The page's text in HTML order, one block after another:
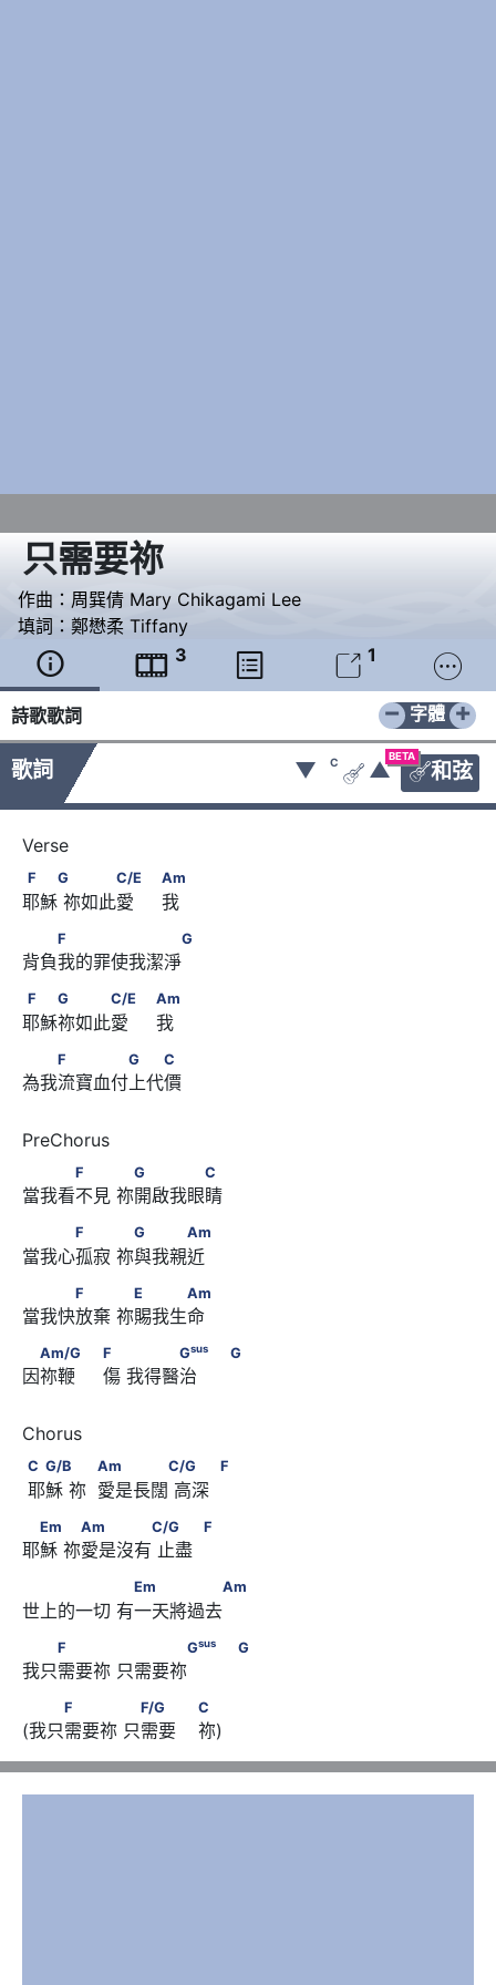
只需要祢
作曲： 周巽倩 Mary Chikagami Lee
填詞： 鄭懋柔 Tiffany
  3   1 
詩歌歌詞 − +
字體
歌詞
BETA
和弦
▼ C
 ▲
F　　G      　　　C/E　                              Am
F G C/E Am
耶穌 祢如此愛     我
F　　　　　　　G
F G
背負我的罪使我潔淨
F　　G　　　C/E　                              Am
F G C/E Am
耶穌祢如此愛     我
F　　　　G　　C
F G C
為我流寶血付上代價
F　　      　G　　　　C
F G C
當我看不見 祢開啟我眼睛
F　　      　G　　　Am
F G Am
當我心孤寂 祢與我親近
F　　      　E　　　Am
F E Am
當我快放棄 祢賜我生命
Am/G　　                              F　      　　　G
G
Am/G F Gsus G
因祢鞭     傷 我得醫治
C      　G/B　      　            Am　　　　C/G
F
C G/B Am C/G F
耶穌 祢  愛是長闊 高深
Em　      　Am　　　　C/G      　　            F
Em Am C/G F
耶穌 祢愛是沒有 止盡
Em　　　　　Am
Em Am
世上的一切 有一天將過去
F
Gsus G
F Gsus G
我只需要祢 只需要祢
F　　　      　F/G　　                        C
F F/G C
(我只需要祢 只需要    祢)